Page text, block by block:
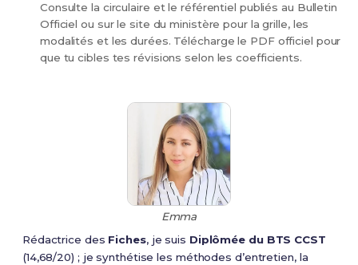
Consulte la circulaire et le référentiel publiés au Bulletin
Officiel ou sur le site du ministère pour la grille, les
modalités et les durées. Télécharge le PDF officiel pour
que tu cibles tes révisions selon les coefficients.
Emma
Rédactrice des Fiches, je suis Diplômée du BTS CCST
(14,68/20) ; je synthétise les méthodes d’entretien, la